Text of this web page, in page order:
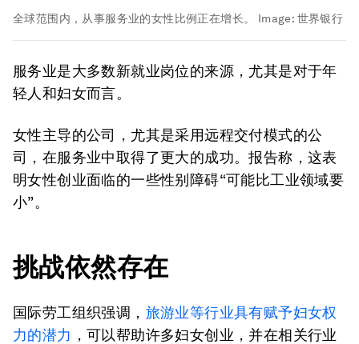
全球范围内，从事服务业的女性比例正在增长。 Image: 世界银行
服务业是大多数新就业岗位的来源，尤其是对于年
轻人和妇女而言。
女性主导的公司，尤其是采用远程交付模式的公
司，在服务业中取得了更大的成功。报告称，这表
明女性创业面临的一些性别障碍“可能比工业领域要
小”。
挑战依然存在
国际劳工组织强调， 旅游业等行业具有赋予妇女权
力的潜力 ，可以帮助许多妇女创业，并在相关行业